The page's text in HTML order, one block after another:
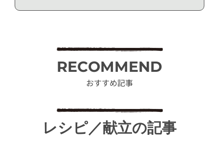
RECOMMEND
おすすめ記事
レシピ／献立の記事